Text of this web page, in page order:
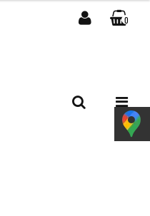
Dodaj zgłoszenie
0